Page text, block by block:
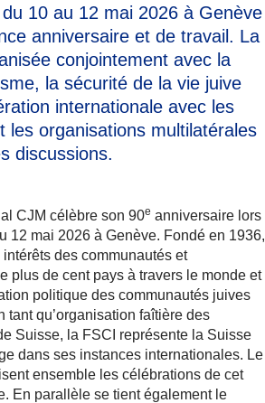
10 au 12 mai 2026 à Genève
anniversaire et de travail. La
conjointement avec la
la sécurité de la vie juive
internationale avec les
les organisations multilatérales
discussions.
CJM célèbre son 90e anniversaire lors
12 mai 2026 à Genève. Fondé en 1936,
des communautés et
plus de cent pays à travers le monde et
politique des communautés juives
tant qu’organisation faîtière des
Suisse, la FSCI représente la Suisse
dans ses instances internationales. Le
ensemble les célébrations de cet
En parallèle se tient également le